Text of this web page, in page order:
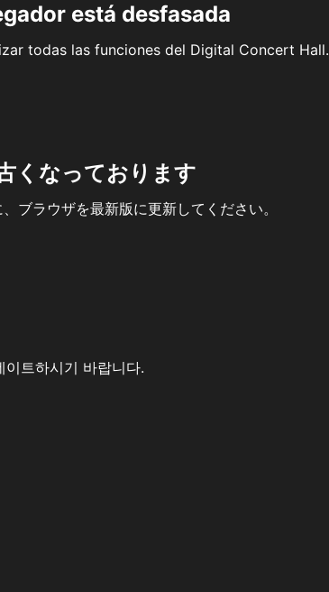
está desfasada
todas las funciones del Digital Concert Hall.
くなっております
ブラウザを最新版に更新してください。
트하시기 바랍니다.